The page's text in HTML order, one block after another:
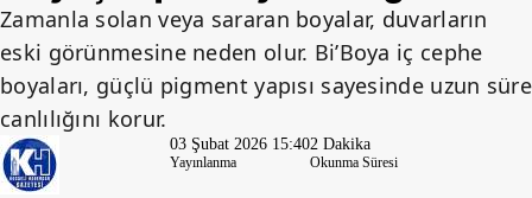
Zamanla solan veya sararan boyalar, duvarların
eski görünmesine neden olur. Bi’Boya iç cephe
boyaları, güçlü pigment yapısı sayesinde uzun süre
canlılığını korur.
03 Şubat 2026 15:40
Yayınlanma
2 Dakika
Okunma Süresi